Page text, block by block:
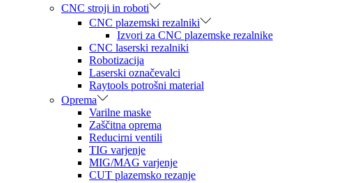
CNC stroji in roboti
CNC plazemski rezalniki
Izvori za CNC plazemske rezalnike
CNC laserski rezalniki
Robotizacija
Laserski označevalci
Raytools potrošni material
Oprema
Varilne maske
Zaščitna oprema
Reducirni ventili
TIG varjenje
MIG/MAG varjenje
CUT plazemsko rezanje